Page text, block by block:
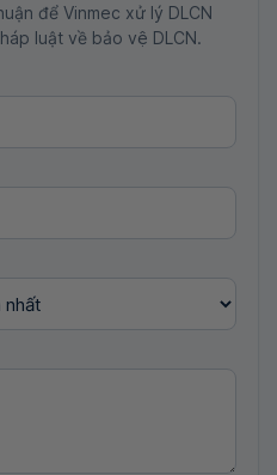
để Vinmec xử lý DLCN
luật về bảo vệ DLCN.